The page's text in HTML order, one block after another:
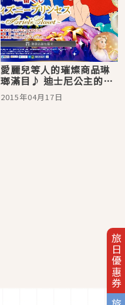
旅日優惠券
愛麗兒等人的璀燦商品琳
瑯滿目♪ 迪士尼公主的
「一番賞」可愛到讓人想
收集齊全！
2015年04月17日